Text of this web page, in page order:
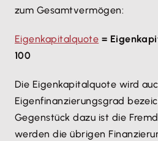
zum Gesamtvermögen:
Eigenkapitalquote =
100
Die Eigenkapitalquote wird
Eigenfinanzierungsgrad
Gegenstück dazu ist die
werden die übrigen